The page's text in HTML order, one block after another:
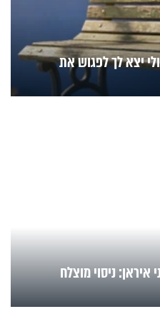
יצא לך לפגוש את
ניסוי מוצלח